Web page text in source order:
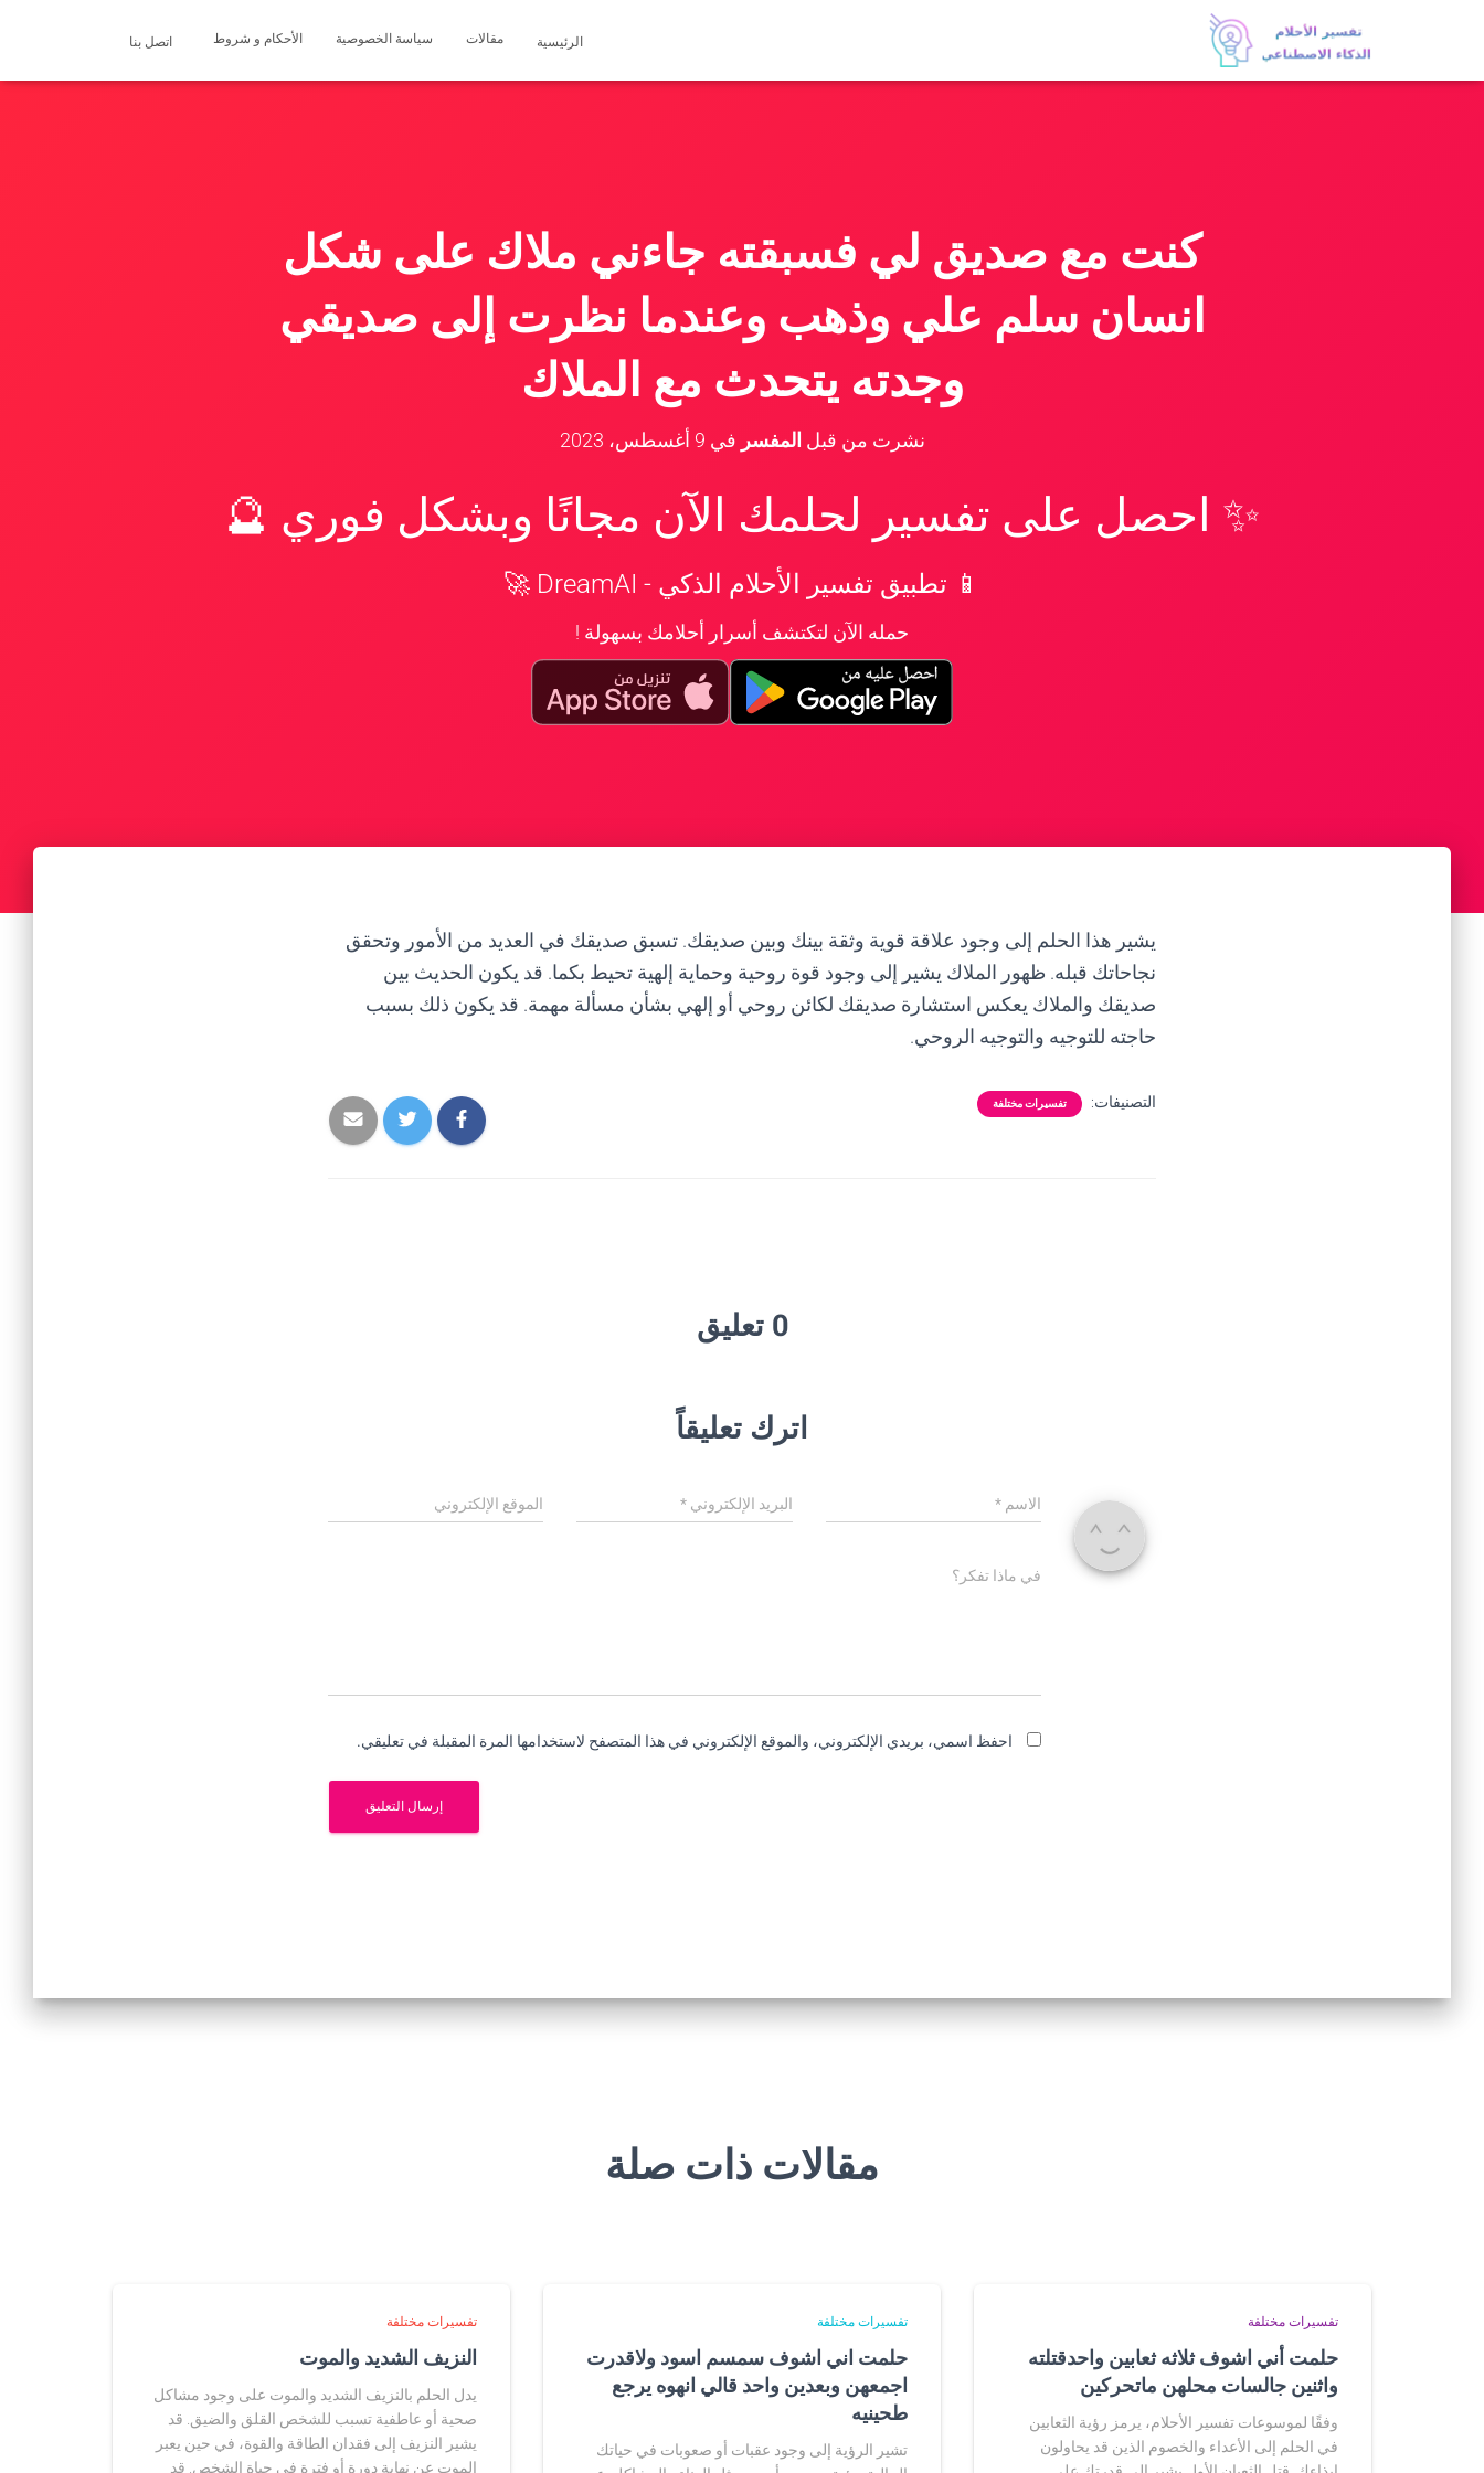
الرئيسية مقالات سياسة الخصوصية الأحكام و شروط اتصل بنا
كنت مع صديق لي فسبقته جاءني ملاك على شكل
انسان سلم علي وذهب وعندما نظرت إلى صديقي
وجدته يتحدث مع الملاك
نشرت من قبل المفسر في 9 أغسطس، 2023
✨ احصل على تفسير لحلمك الآن مجانًا وبشكل فوري 🔮
📱 تطبيق تفسير الأحلام الذكي - DreamAI 🚀
حمله الآن لتكتشف أسرار أحلامك بسهولة !
يشير هذا الحلم إلى وجود علاقة قوية وثقة بينك وبين صديقك. تسبق صديقك في العديد من الأمور وتحقق
نجاحاتك قبله. ظهور الملاك يشير إلى وجود قوة روحية وحماية إلهية تحيط بكما. قد يكون الحديث بين
صديقك والملاك يعكس استشارة صديقك لكائن روحي أو إلهي بشأن مسألة مهمة. قد يكون ذلك بسبب
حاجته للتوجيه والتوجيه الروحي.
التصنيفات: تفسيرات مختلفة
0 تعليق
اترك تعليقاً
الاسم * البريد الإلكتروني* الموقع الإلكتروني
في ماذا تفكر؟
احفظ اسمي، بريدي الإلكتروني، والموقع الإلكتروني في هذا المتصفح لاستخدامها المرة المقبلة في تعليقي.
مقالات ذات صلة
تفسيرات مختلفة
حلمت أني اشوف ثلاثه ثعابين واحدقتلته
واثنين جالسات محلهن ماتحركين
وفقًا لموسوعات تفسير الأحلام، يرمز رؤية الثعابين
في الحلم إلى الأعداء والخصوم الذين قد يحاولون
تفسيرات مختلفة
حلمت اني اشوف سمسم اسود ولاقدرت
اجمعهن وبعدين واحد قالي انهوه يرجع
طحينيه
تشير الرؤية إلى وجود عقبات أو صعوبات في حياتك
تفسيرات مختلفة
النزيف الشديد والموت
يدل الحلم بالنزيف الشديد والموت على وجود مشاكل
صحية أو عاطفية تسبب للشخص القلق والضيق. قد
يشير النزيف إلى فقدان الطاقة والقوة، في حين يعبر
الموت عن نهاية دورة أو فترة في حياة الشخص. قد